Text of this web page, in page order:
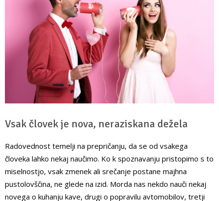
Vsak človek je nova, neraziskana dežela
Radovednost temelji na prepričanju, da se od vsakega
človeka lahko nekaj naučimo. Ko k spoznavanju pristopimo s to
miselnostjo, vsak zmenek ali srečanje postane majhna
pustolovščina, ne glede na izid. Morda nas nekdo nauči nekaj
novega o kuhanju kave, drugi o popravilu avtomobilov, tretji